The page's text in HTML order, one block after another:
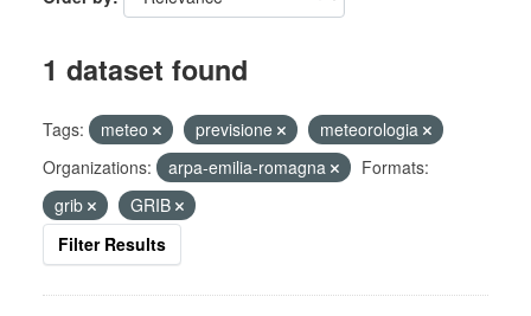
1 dataset found
Tags: meteo previsione
meteorologia
Organizations:
arpa-emilia-romagna
Formats:
grib
GRIB
Filter Results